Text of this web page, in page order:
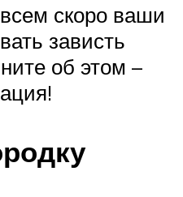
скоро ваши
зависть
об этом –